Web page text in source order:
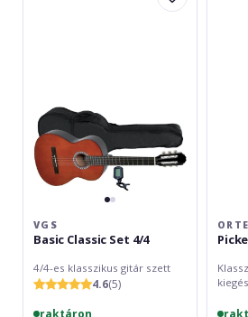
VGS
Basic Classic Set 4/4
4/4-es klasszikus gitár szett
4.6(5)
raktáron